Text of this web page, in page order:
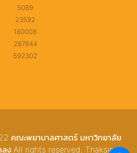
5089
23592
180008
287844
592302
คณะพยาบาลศาสตร์ มหาวิทยาลัย
ง All rights reserved. Thaksin